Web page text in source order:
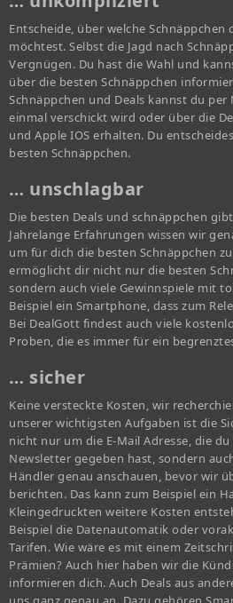
Entscheide, über welche
möchtest. Selbst die Jagd nach
Vergnügen. Du hast die Wahl und
über die besten Schnäppchen
Schnäppchen und Deals kannst du per
einmal verschickt wird oder über die
und Apple IOS erhalten. Du
besten Schnäppchen.
… unschlagbar
Die besten Deals und schnäppchen
Jahrelange Erfahrungen wissen wir
um für dich die besten Schnäppchen
ermöglicht dir nicht nur die besten
sondern auch viele Gewinnspiele mit
Beispiel ein Smartphone, dass zum
Bei DealGott findest auch viele
Proben, die es immer für ein
… sicher
Keine versteckte Kosten, wir
unserer wichtigsten Aufgaben ist die
nicht nur um die E-Mail Adresse, die
Newsletter gegeben hast, sondern
Händler genau anschauen, bevor wir
berichten. Das kann zum Beispiel ein
Kleingedruckten weitere Kosten
Beispiel die Datenautomatik oder
Tarifen. Wie wäre es mit einem
Prämien? Auch hier haben wir die
informieren dich. Auch Deals aus